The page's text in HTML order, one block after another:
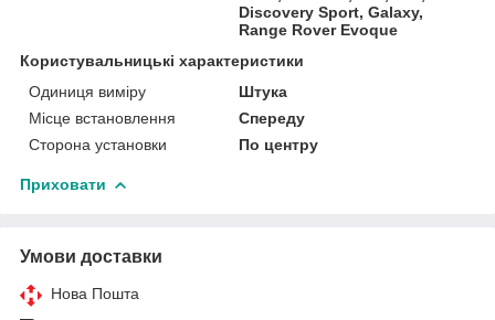
Discovery Sport, Galaxy,
Range Rover Evoque
Користувальницькі характеристики
Одиниця виміру
Штука
Місце встановлення
Спереду
Сторона установки
По центру
Приховати
Умови доставки
Нова Пошта